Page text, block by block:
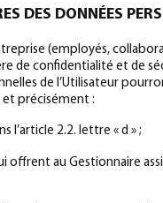
DES DONNÉES
(employés,
de confidentialité et de
de l’Utilisateur
et précisément :
l’article 2.2. lettre « d » ;
offrent au Gestionnaire